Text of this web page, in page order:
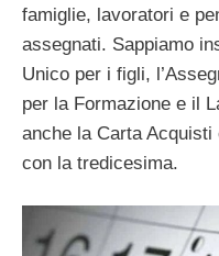
famiglie, lavoratori e
assegnati. Sappiamo
Unico per i figli,
per la Formazione e il
anche la Carta Acquisti
con la tredicesima.